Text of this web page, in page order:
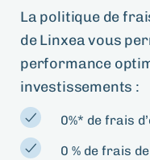
La politique de
de Linxea vous
performance
investissements :
0%* de frais
0 % de frais